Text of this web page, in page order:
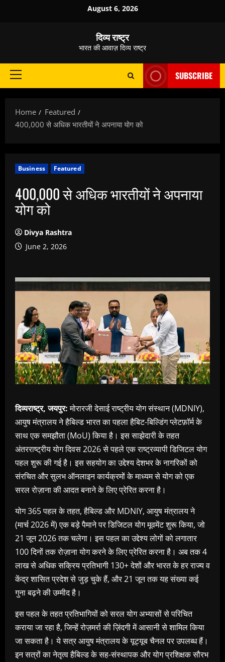
August 6, 2026
दिव्य राष्ट्र
भारत की आवाज़ दिव्य राष्ट्र
Primary
SUBSCRIBE
Home
Featured
400,000 से अधिक भारतीयों ने अपनाया योग को
Business Featured
400,000 से अधिक भारतीयों ने अपनाया
योग को
Divya Rashtra
June 2, 2026
दिव्यराष्ट्र, जयपुर:मोरारजी देसाई राष्ट्रीय योग संस्थान (MDNIY),
आयुष मंत्रालय ने हैबिल्ड भारत का पहला हैबिट-बिल्डिंग प्लेटफ़ॉर्म के
साथ एक समझौता (MoU) किया है। इस साझेदारी के तहत
अंतरराष्ट्रीय योग दिवस 2026 से पहले एक राष्ट्रव्यापी डिजिटल योग
पहल शुरू की गई है। इस सहयोग का उद्देश्य देशभर के नागरिकों को
संरचित और सुलभ ऑनलाइन कार्यक्रमों के माध्यम से योग को एक
सरल रोज़ाना की आदत बनाने के लिए प्रेरित करना है।
योग 365 पहल के तहत, हैबिल्ड और MDNIY, आयुष मंत्रालय ने
(मार्च 2026 में) एक बड़े पैमाने पर डिजिटल योग मूवमेंट शुरू किया, जो
21 जून 2026 तक चलेगा। इस पहल का उद्देश्य लोगों को लगातार
100 दिनों तक रोज़ाना योग करने के लिए प्रेरित करना है। अब तक 4
लाख से अधिक सक्रिय प्रतिभागी 130+ देशों और भारत के हर राज्य व
केंद्र शासित प्रदेश से जुड़ चुके हैं, और 21 जून तक यह संख्या कई
गुना बढ़ने की उम्मीद है।
इस पहल के तहत प्रतिभागियों को सरल योग अभ्यासों से परिचित
कराया जा रहा है, जिन्हें रोज़मर्रा की ज़िंदगी में आसानी से शामिल किया
जा सकता है। ये सत्र आयुष मंत्रालय के यूट्यूब चैनल पर उपलब्ध हैं।
इन सत्रों का नेतृत्व हैबिल्ड के सह-संस्थापक और योग प्रशिक्षक सौरभ